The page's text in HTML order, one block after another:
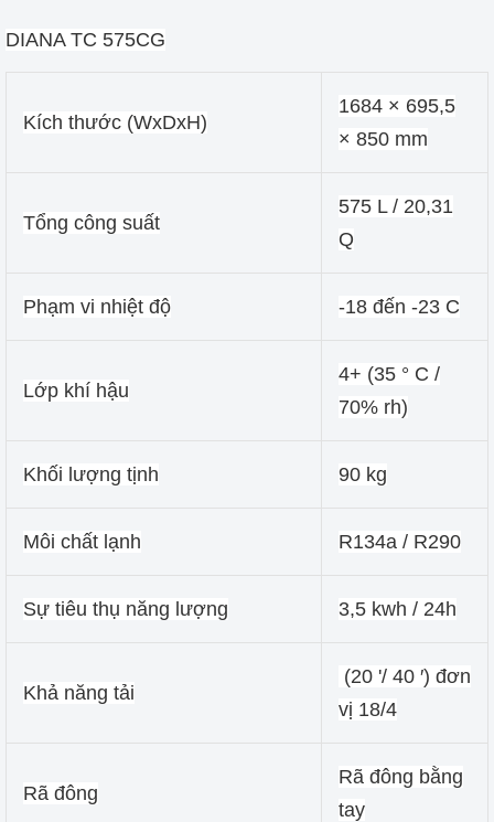
DIANA TC 575CG
Kích thước (WxDxH)
1684 × 695,5
× 850 mm
Tổng công suất
575 L / 20,31
Q
Phạm vi nhiệt độ -18 đến -23 C
Lớp khí hậu
4+ (35 ° C /
70% rh)
Khối lượng tịnh 90 kg
Môi chất lạnh R134a / R290
Sự tiêu thụ năng lượng 3,5 kwh / 24h
Khả năng tải
(20 '/ 40 ′) đơn
vị 18/4
Rã đông
Rã đông bằng
tay